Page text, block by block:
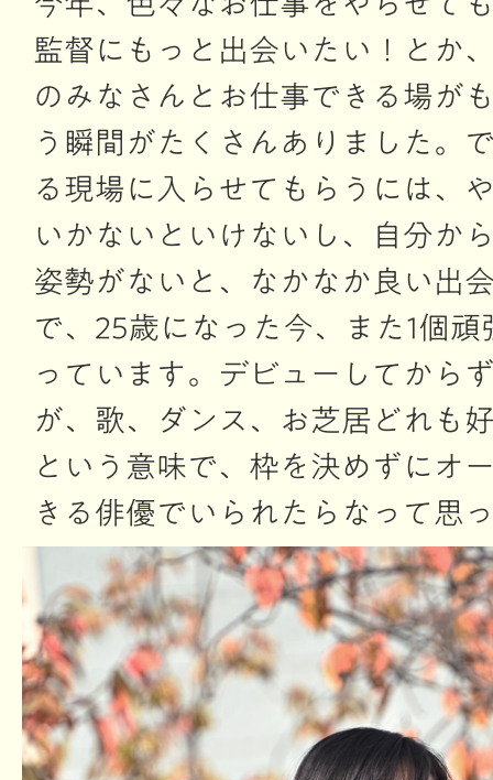
監督にもっと出会いたい！とか
のみなさんとお仕事できる場が
う瞬間がたくさんありました。
る現場に入らせてもらうには、
いかないといけないし、自分か
姿勢がないと、なかなか良い出
で、25歳になった今、また1個
っています。デビューしてから
が、歌、ダンス、お芝居どれも
という意味で、枠を決めずにオ
きる俳優でいられたらなって思